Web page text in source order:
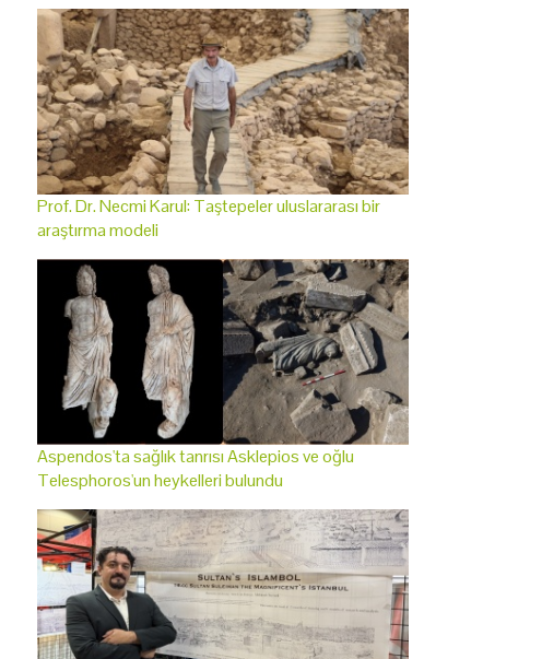
Prof. Dr. Necmi Karul: Taştepeler uluslararası bir
araştırma modeli
Aspendos'ta sağlık tanrısı Asklepios ve oğlu
Telesphoros'un heykelleri bulundu